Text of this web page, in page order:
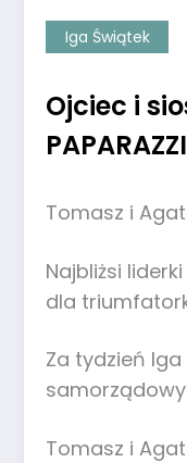
Iga Świątek
Ojciec i
Tomasz i
Najbliżsi
dla
Za tydzień
Tomasz i